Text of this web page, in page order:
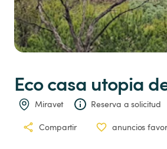
Ecocasa utopia
Miravet Reserva a solicitud
Compartir anuncios